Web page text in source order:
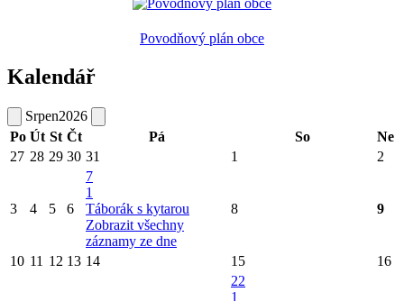
Povodňový plán obce
Kalendář
Srpen2026
Po Út St Čt Pá So
Ne
27 28 29 30 31 1 2
3 4 5 6
7
1
Táborák s kytarou
Zobrazit všechny
záznamy ze dne
8 9
10 11 12 13 14 15
16
22
1